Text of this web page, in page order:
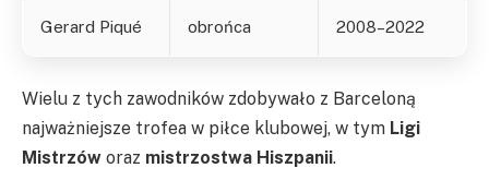
Gerard Piqué obrońca 2008–2022
Wielu z tych zawodników zdobywało z Barceloną
najważniejsze trofea w piłce klubowej, w tym Ligi
Mistrzów oraz mistrzostwa Hiszpanii.